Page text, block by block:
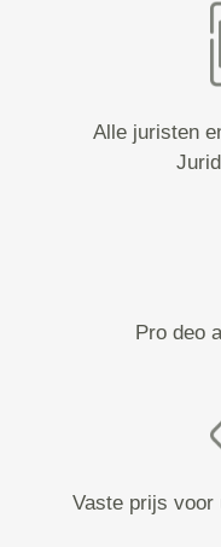
Alle juristen
Pro deo
Vaste prijs